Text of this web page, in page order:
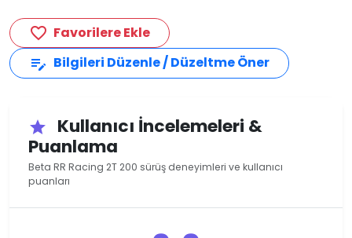
favorite_border Favorilere Ekle
edit_note Bilgileri Düzenle / Düzeltme Öner
star
Kullanıcı İncelemeleri &
Puanlama
Beta RR Racing 2T 200 sürüş deneyimleri ve kullanıcı
puanları